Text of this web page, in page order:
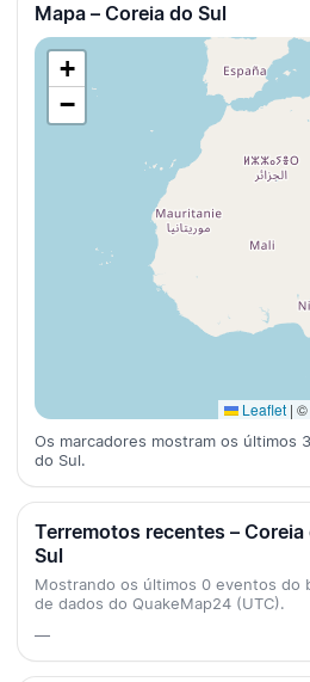
Mapa – Coreia do Sul
+
−
Leaflet | ©
Os marcadores mostram os últimos
do Sul.
Terremotos recentes – Coreia
Sul
Mostrando os últimos 0 eventos do
de dados do QuakeMap24 (UTC).
—